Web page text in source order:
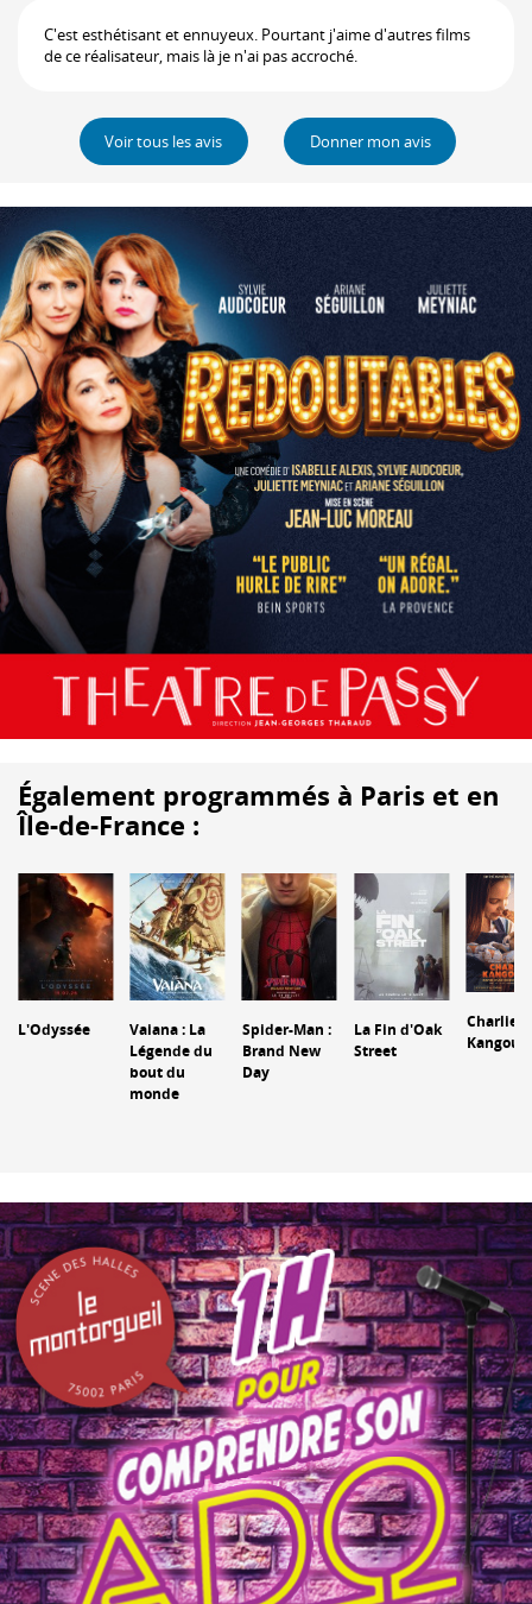
C'est esthétisant et ennuyeux. Pourtant j'aime d'autres films
de ce réalisateur, mais là je n'ai pas accroché.
Voir tous les avis Donner mon avis
Également programmés à Paris et en
Île-de-France :
L'Odyssée
Vaiana : La
Légende du
bout du
monde
Spider-Man :
Brand New
Day
La Fin d'Oak
Street
Charlie